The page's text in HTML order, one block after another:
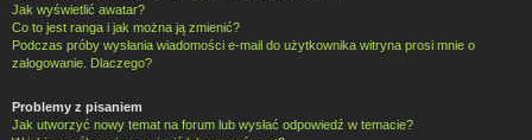
Jak wyświetlić awatar?
Co to jest ranga i jak można ją zmienić?
Podczas próby wysłania wiadomości e-mail do użytkownika witryna prosi mnie o
zalogowanie. Dlaczego?
Problemy z pisaniem
Jak utworzyć nowy temat na forum lub wysłać odpowiedź w temacie?